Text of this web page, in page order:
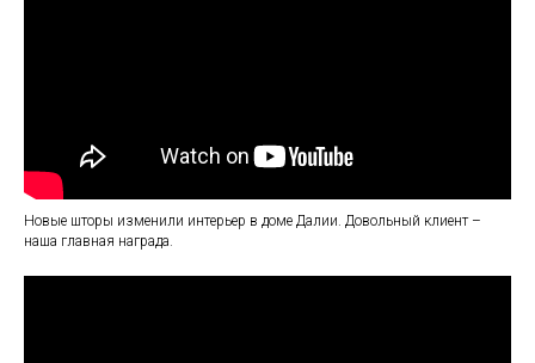
Новые шторы изменили интерьер в доме Далии. Довольный клиент –
наша главная награда.